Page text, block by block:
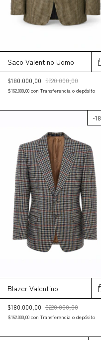
Saco Valentino Uomo
$180.000,00 $220.000,00
$162.000,00 con Transferencia o depósito
-18
Blazer Valentino
$180.000,00 $220.000,00
$162.000,00 con Transferencia o depósito